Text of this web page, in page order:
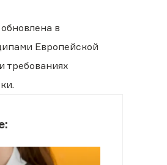
в
Европейской
требованиях